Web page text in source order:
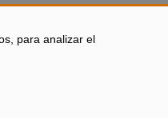
para analizar el